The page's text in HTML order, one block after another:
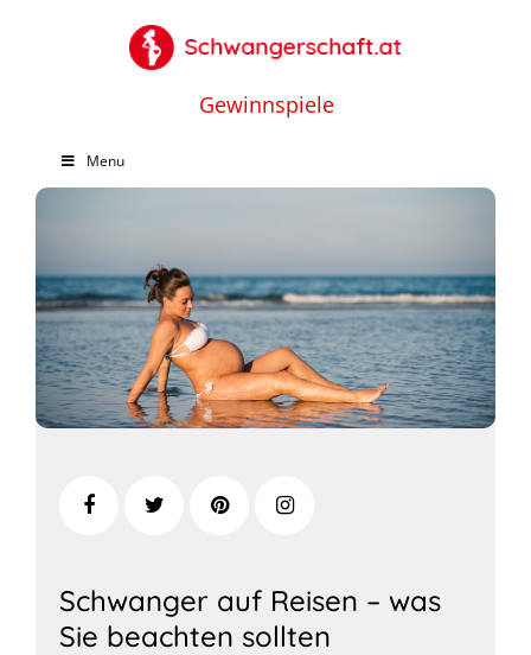
Gewinnspiele
Menu
Schwanger auf Reisen – was
Sie beachten sollten